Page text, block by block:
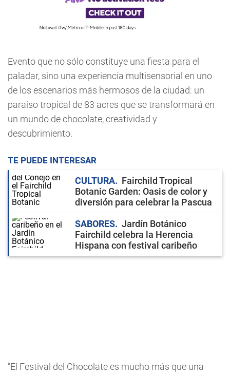
Evento que no sólo constituye una fiesta para el
paladar, sino una experiencia multisensorial en uno
de los escenarios más hermosos de la ciudad: un
paraíso tropical de 83 acres que se transformará en
un mundo de chocolate, creatividad y
descubrimiento.
TE PUEDE INTERESAR
CULTURA
Fairchild Tropical
Botanic Garden: Oasis de color y
diversión para celebrar la Pascua
SABORES
Jardín Botánico
Fairchild celebra la Herencia
Hispana con festival caribeño
"El Festival del Chocolate es mucho más que una